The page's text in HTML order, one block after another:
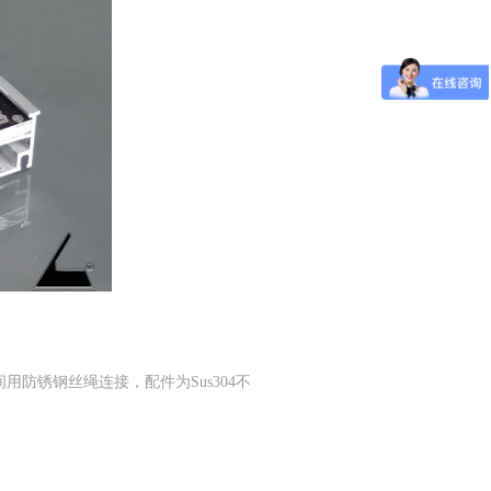
防锈钢丝绳连接，配件为Sus304不